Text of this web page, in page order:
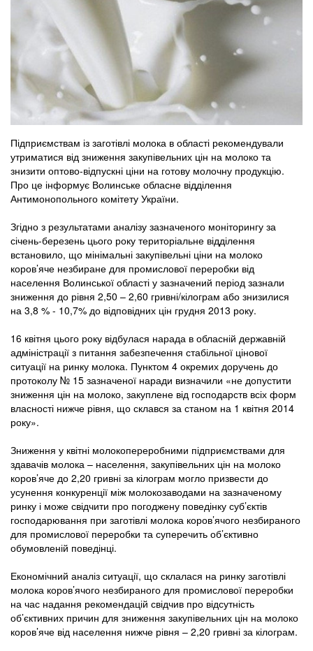
Підприємствам із заготівлі молока в області рекомендували
утриматися від зниження закупівельних цін на молоко та
знизити оптово-відпускні ціни на готову молочну продукцію.
Про це інформує Волинське обласне відділення
Антимонопольного комітету України.
Згідно з результатами аналізу зазначеного моніторингу за
січень-березень цього року територіальне відділення
встановило, що мінімальні закупівельні ціни на молоко
коров’яче незбиране для промислової переробки від
населення Волинської області у зазначений період зазнали
зниження до рівня 2,50 – 2,60 гривні/кілограм або знизилися
на 3,8 % - 10,7% до відповідних цін грудня 2013 року.
16 квітня цього року відбулася нарада в обласній державній
адміністрації з питання забезпечення стабільної цінової
ситуації на ринку молока. Пунктом 4 окремих доручень до
протоколу № 15 зазначеної наради визначили «не допустити
зниження цін на молоко, закуплене від господарств всіх форм
власності нижче рівня, що склався за станом на 1 квітня 2014
року».
Зниження у квітні молокопереробними підприємствами для
здавачів молока – населення, закупівельних цін на молоко
коров’яче до 2,20 гривні за кілограм могло призвести до
усунення конкуренції між молокозаводами на зазначеному
ринку і може свідчити про погоджену поведінку суб’єктів
господарювання при заготівлі молока коров’ячого незбираного
для промислової переробки та суперечить об’єктивно
обумовленій поведінці.
Економічний аналіз ситуації, що склалася на ринку заготівлі
молока коров’ячого незбираного для промислової переробки
на час надання рекомендацій свідчив про відсутність
об’єктивних причин для зниження закупівельних цін на молоко
коров’яче від населення нижче рівня – 2,20 гривні за кілограм.